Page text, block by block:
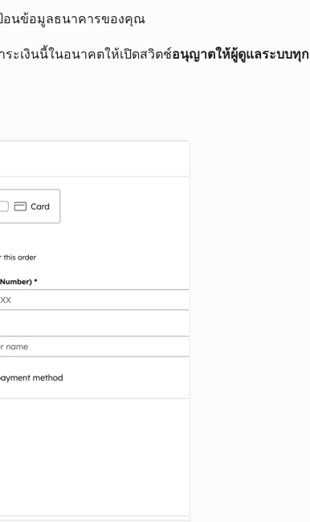
อนข้อมูลธนาคารของคุณ
ะเงินนี้ในอนาคตให้เปิดสวิตช์อนุญาตให้ผู้ดูแลระบบทุก